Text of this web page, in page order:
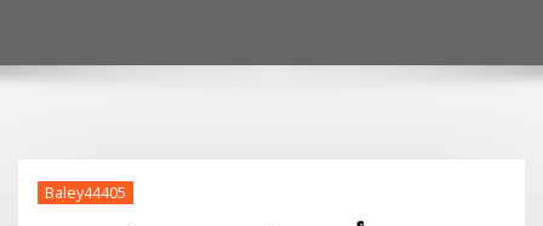
Baley44405